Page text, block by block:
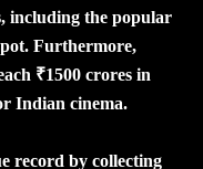
including the popular
Furthermore,
₹1500 crores in
Indian cinema.
record by collecting